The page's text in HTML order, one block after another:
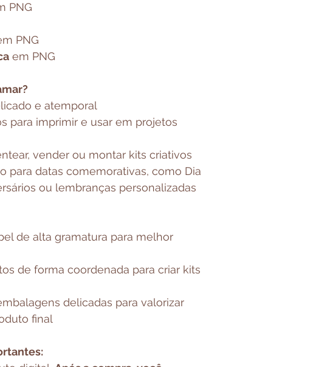
PNG
PNG
em PNG
e atemporal
para imprimir e usar em projetos
vender ou montar kits criativos
para datas comemorativas, como Dia
ou lembranças personalizadas
de alta gramatura para melhor
de forma coordenada para criar kits
delicadas para valorizar
final